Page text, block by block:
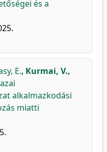
és a
E., Kurmai, V.,
alkalmazkodási
miatti